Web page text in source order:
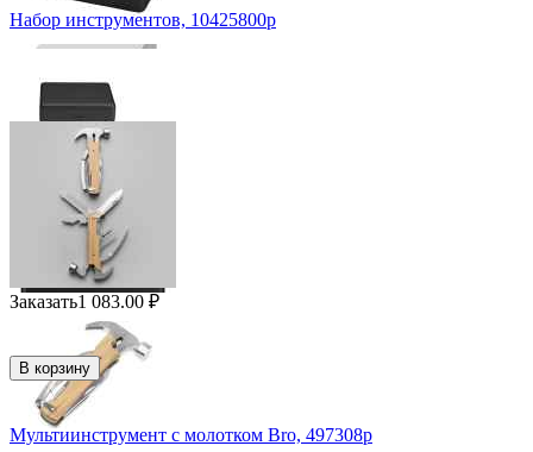
Набор инструментов, 10425800p
Заказать1 083.00 ₽
В корзину
Мультиинструмент с молотком Bro, 497308p